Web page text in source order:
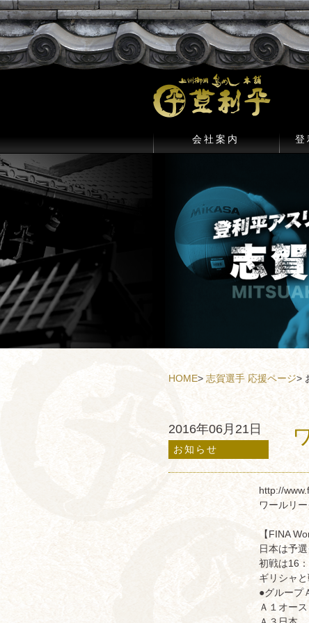
会社案内 登
HOME> 志賀選手 応援ページ>
2016年06月21日
お知らせ
http://
ワールリ
【FINA
日本は予選
初戦は16
ギリシャ
●グループ
Ａ１オー